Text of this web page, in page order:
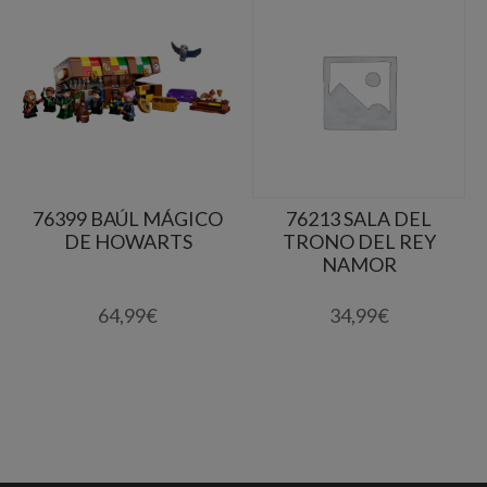
76399 BAÚL MÁGICO
DE HOWARTS
64,99€
76213 SALA DEL
TRONO DEL REY
NAMOR
34,99€